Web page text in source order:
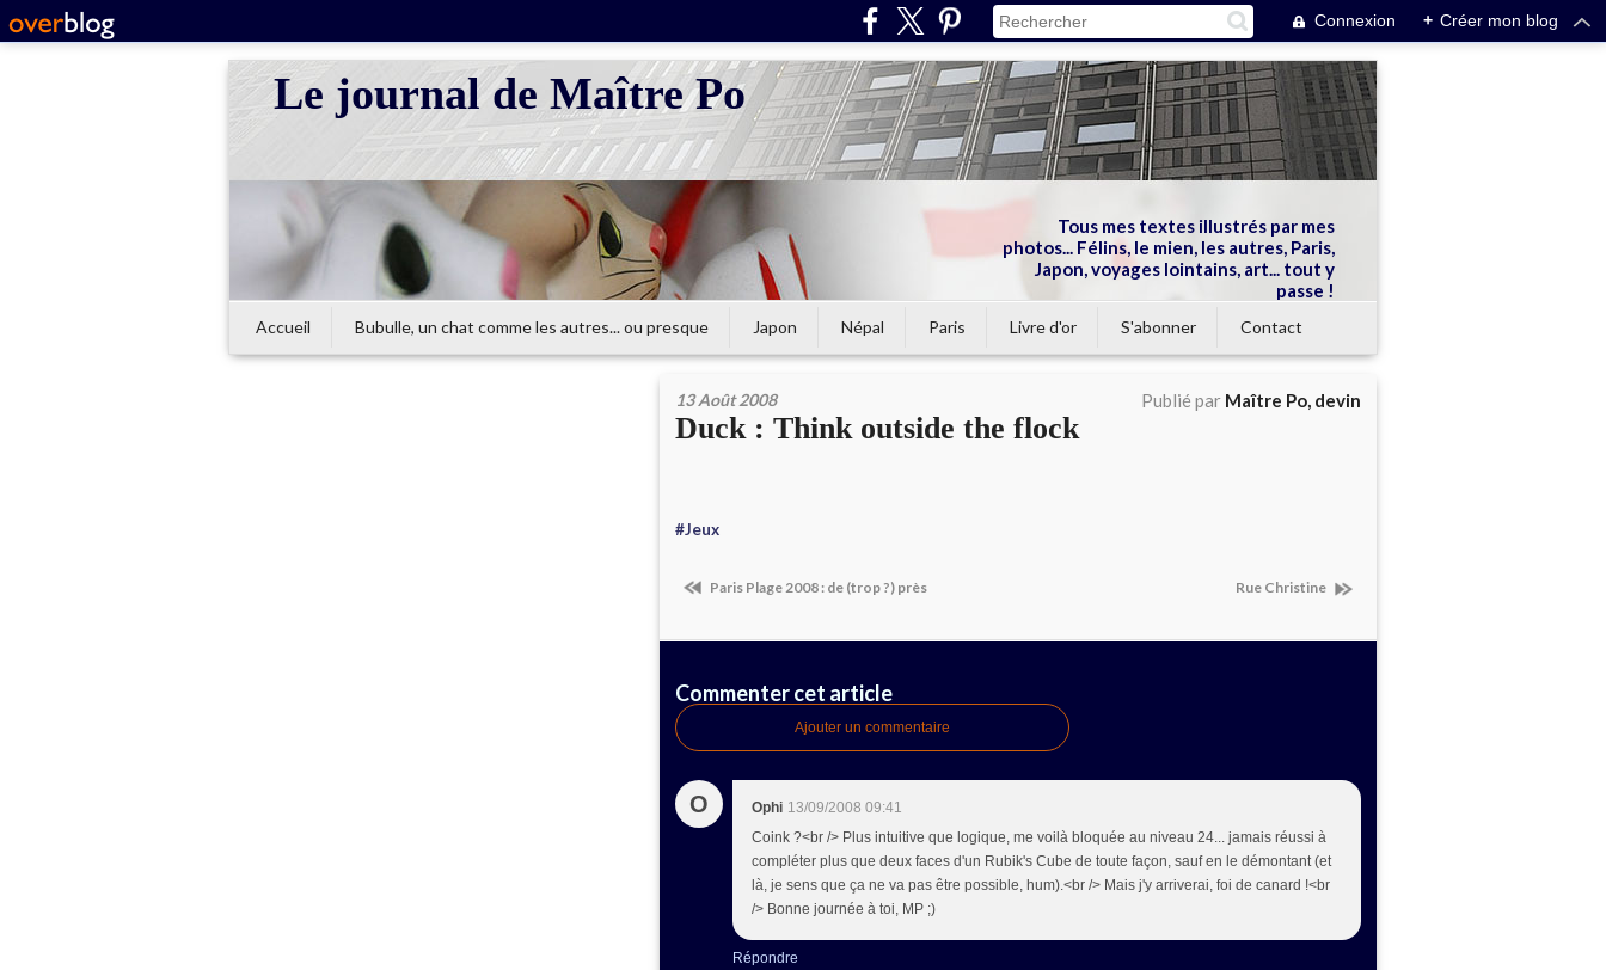
Connexion + Créer mon blog
Le journal de Maître Po
Tous mes textes illustrés par mes
photos... Félins, le mien, les autres, Paris,
Japon, voyages lointains, art... tout y
passe !
Accueil Bubulle, un chat comme les autres... ou presque Japon Népal Paris Livre d'or S'abonner Contact
13 Août 2008 Publié par Maître Po, devin
Duck : Think outside the flock
#Jeux
Paris Plage 2008 : de (trop ?) près Rue Christine
Commenter cet article
Ajouter un commentaire
O Ophi 13/09/2008 09:41
Coink ?<br /> Plus intuitive que logique, me voilà bloquée au niveau 24... jamais réussi à
compléter plus que deux faces d'un Rubik's Cube de toute façon, sauf en le démontant (et
là, je sens que ça ne va pas être possible, hum).<br /> Mais j'y arriverai, foi de canard !<br
/> Bonne journée à toi, MP ;)
Répondre